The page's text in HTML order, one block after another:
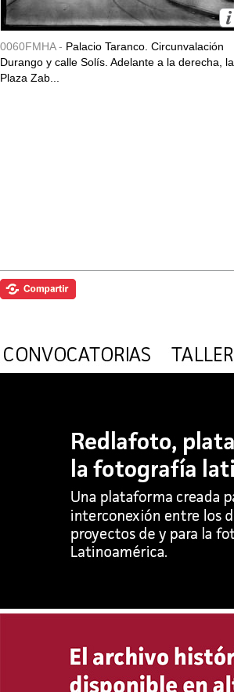
0060FMHA - Palacio Taranco. Circunvalación
Durango y calle Solís. Adelante a la derecha, la
Plaza Zab...